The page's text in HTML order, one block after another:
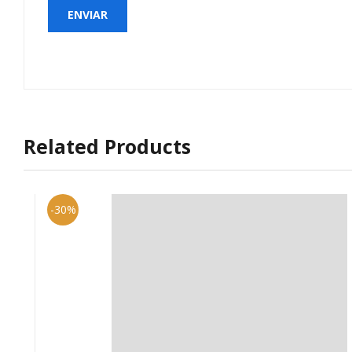
Related Products
-30%